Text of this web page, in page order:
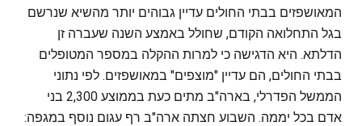
המאושפזים בבתי החולים עדיין גבוהים יותר מהשיא שנרשם
בגל התחלואה הקודם, שחולל באמצע השנה שעברה זן
הדלתא. היא הדגישה כי למרות ההקלה במספר המטופלים
בבתי החולים, הם עדיין "מוצפים" במאושפזים. לפי נתוני
הממשל הפדרלי, בארה"ב מתים כעת בממוצע 2,300 בני
אדם בכל יממה. השבוע חצתה ארה"ב רף עגום נוסף במגפה: